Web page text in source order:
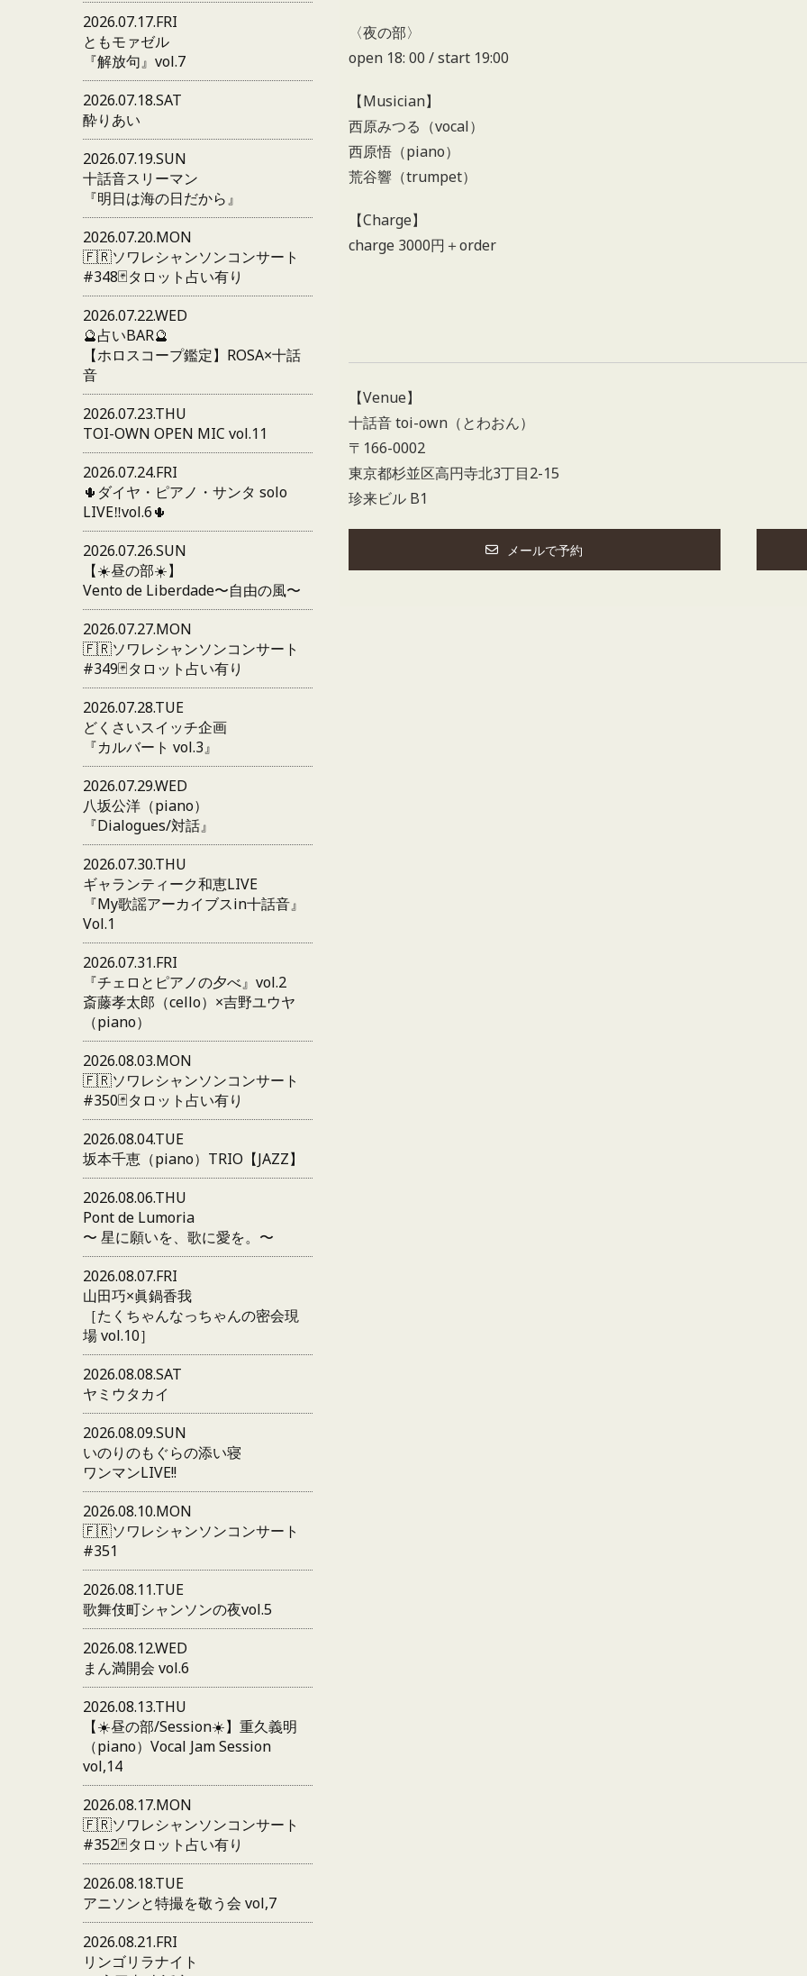
〈夜の部〉
open 18: 00 / start 19:00
【Musician】
西原みつる（vocal）
西原悟（piano）
荒谷響（trumpet）
【Charge】
charge 3000円＋order
【Venue】
十話音 toi-own（とわおん）
〒166-0002
東京都杉並区高円寺北3丁目2-15
珍来ビル B1
メールで予約
2026.07.17.FRI
ともモァゼル
『解放句』vol.7
2026.07.18.SAT
酔りあい
2026.07.19.SUN
十話音スリーマン
『明日は海の日だから』
2026.07.20.MON
🇫🇷ソワレシャンソンコンサート
#348🃏タロット占い有り
2026.07.22.WED
🔮占いBAR🔮
【ホロスコープ鑑定】ROSA×十話
音
2026.07.23.THU
TOI-OWN OPEN MIC vol.11
2026.07.24.FRI
🌵ダイヤ・ピアノ・サンタ solo
LIVE‼️vol.6🌵
2026.07.26.SUN
【☀️昼の部☀️】
Vento de Liberdade〜自由の風〜
2026.07.27.MON
🇫🇷ソワレシャンソンコンサート
#349🃏タロット占い有り
2026.07.28.TUE
どくさいスイッチ企画
『カルバート vol.3』
2026.07.29.WED
八坂公洋（piano）
『Dialogues/対話』
2026.07.30.THU
ギャランティーク和恵LIVE
『My歌謡アーカイブスin十話音』
Vol.1
2026.07.31.FRI
『チェロとピアノの夕べ』vol.2
斎藤孝太郎（cello）×吉野ユウヤ
（piano）
2026.08.03.MON
🇫🇷ソワレシャンソンコンサート
#350🃏タロット占い有り
2026.08.04.TUE
坂本千恵（piano）TRIO【JAZZ】
2026.08.06.THU
Pont de Lumoria
〜 星に願いを、歌に愛を。〜
2026.08.07.FRI
山田巧×眞鍋香我
［たくちゃんなっちゃんの密会現
場 vol.10］
2026.08.08.SAT
ヤミウタカイ
2026.08.09.SUN
いのりのもぐらの添い寝
ワンマンLIVE!!
2026.08.10.MON
🇫🇷ソワレシャンソンコンサート
#351
2026.08.11.TUE
歌舞伎町シャンソンの夜vol.5
2026.08.12.WED
まん満開会 vol.6
2026.08.13.THU
【☀️昼の部/Session☀️】重久義明
（piano）Vocal Jam Session
vol,14
2026.08.17.MON
🇫🇷ソワレシャンソンコンサート
#352🃏タロット占い有り
2026.08.18.TUE
アニソンと特撮を敬う会 vol,7
2026.08.21.FRI
リンゴリラナイト